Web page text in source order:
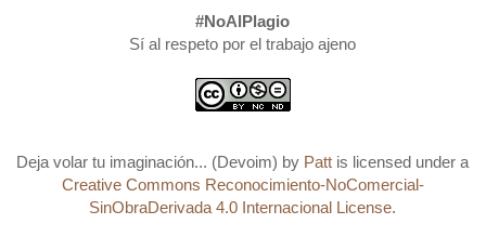
#NoAlPlagio
Sí al respeto por el trabajo ajeno
Deja volar tu imaginación... (Devoim) by Patt is licensed under a
Creative Commons Reconocimiento-NoComercial-
SinObraDerivada 4.0 Internacional License.